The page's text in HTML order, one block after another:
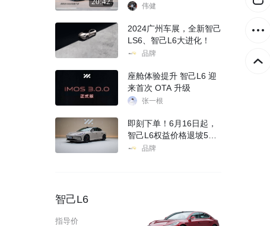
战销量王者
伟健
2024广州车展，全新智己
LS6、智己L6大进化！
品牌
座舱体验提升 智己L6 迎
来首次 OTA 升级
张一根
即刻下单！6月16日起，
智己L6权益价格退坡5千
元，20.49万元起
品牌
智己L6
指导价